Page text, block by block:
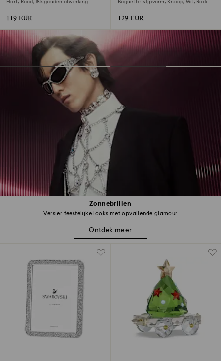
Zonnebrillen
Versier feestelijke looks met opvallende glamour
Ontdek meer
Hart, Rood, ‎18k gouden afwerking
119 EUR
Baguette-slijpvorm, Knoop, Wit, Rodium
129 EUR